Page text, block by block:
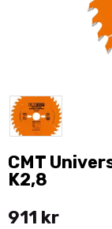
CMT
K2,8
911 kr